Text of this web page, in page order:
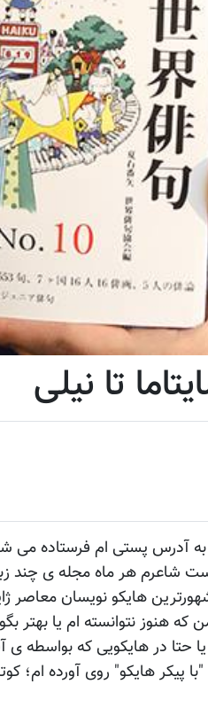
تا نیلی
آدرس پستی ام فرستاده می
شاعرم هر ماه مجله ی چند
هایکو نویسان معاصر
هنوز نتوانسته ام یا بهتر
در هایکویی که بواسطه ی
پیکر هایکو" روی آورده ام؛